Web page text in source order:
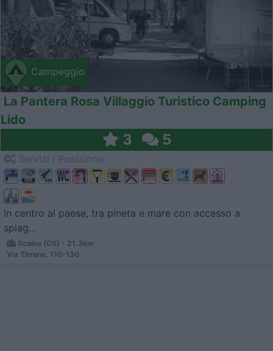
Campeggio
La Pantera Rosa Villaggio Turistico Camping
Lido
3 5
In centro al paese, tra pineta e mare con accesso a
spiag...
Scalea (CS) - 21.3km
Via Tirreno, 110-130